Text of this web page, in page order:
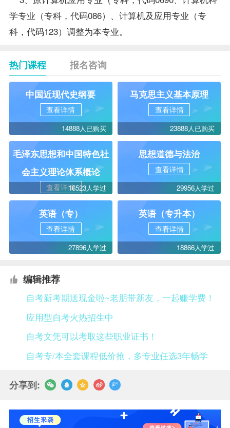
学专业（专科，代码086）、 计算机及应用专业 （专
科，代码123）调整为本专业。
热门课程 报名咨询
中国近现代史纲要
查看详情
14888人已购买
马克思主义基本原理
查看详情
23888人已购买
毛泽东思想和中国特色社
会主义理论体系概论
查看详情16523人学过
思想道德与法治
查看详情
29956人学过
英语（专）
查看详情
27896人学过
英语（专升本）
查看详情
18866人学过
编辑推荐
自考新考期送现金啦~老朋带新友，一起赚学费！
应用型自考火热招生中
自考文凭可以考取这些职业证书！
自考专/本全套课程低价抢，多专业任选3年畅学
分享到: